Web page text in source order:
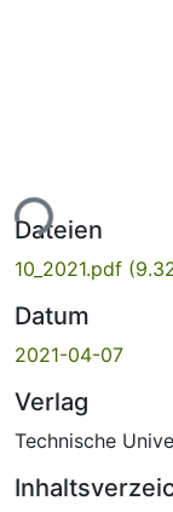
Dateien
10_2021.pdf
Datum
2021-04-07
Verlag
Technische